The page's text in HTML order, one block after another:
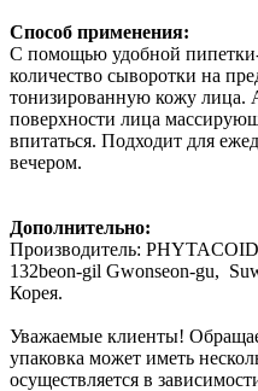
Способ применения:
С помощью удобной пипетки-
количество сыворотки на
тонизированную кожу лица.
поверхности лица
впитаться. Подходит для
вечером.
Дополнительно:
Производитель:
132beon-gil Gwonseon-gu,
Корея.
Уважаемые клиенты!
упаковка может иметь
осуществляется в